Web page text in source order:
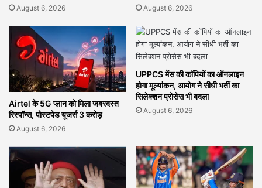
August 6, 2026 August 6, 2026
Airtel के 5G प्लान को मिला जबरदस्त
रिस्पॉन्स, पोस्टपेड यूजर्स 3 करोड़
August 6, 2026
UPPCS मेंस की कॉपियों का ऑनलाइन
होगा मूल्यांकन, आयोग ने सीधी भर्ती का
सिलेक्शन प्रोसेस भी बदला
August 6, 2026